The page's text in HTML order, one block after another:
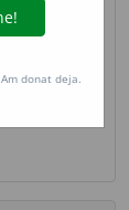
Am donat deja.